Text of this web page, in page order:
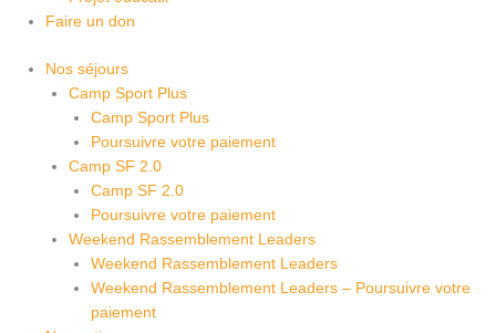
Faire un don
Nos séjours
Camp Sport Plus
Camp Sport Plus
Poursuivre votre paiement
Camp SF 2.0
Camp SF 2.0
Poursuivre votre paiement
Weekend Rassemblement Leaders
Weekend Rassemblement Leaders
Weekend Rassemblement Leaders – Poursuivre votre
paiement